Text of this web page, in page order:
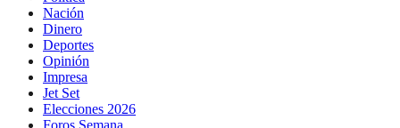
Nación
Dinero
Deportes
Opinión
Impresa
Jet Set
Elecciones 2026
Foros Semana